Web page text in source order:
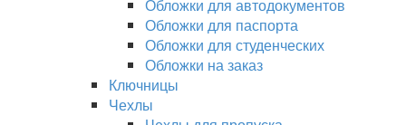
Обложки для автодокументов
Обложки для паспорта
Обложки для студенческих
Обложки на заказ
Ключницы
Чехлы